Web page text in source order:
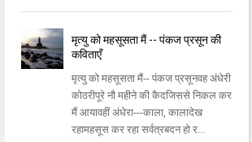
मृत्यु को महसूसता मैं -- पंकज प्रसून की
कविताएँ
मृत्यु को महसूसता मैं-- पंकज प्रसूनवह अंधेरी
कोठरीपूरे नौ महीने की कैदजिससे निकल कर
मैं आयावहीं अंधेरा---काला, कालादेख
रहामहसूस कर रहा सर्वत्रबदन हो र...